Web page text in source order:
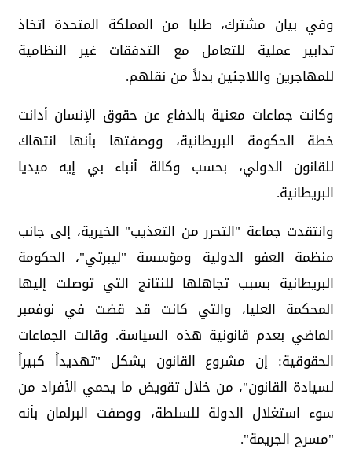
وفي بيان مشترك، طلبا من المملكة المتحدة اتخاذ
تدابير عملية للتعامل مع التدفقات غير النظامية
للمهاجرين واللاجئين بدلاً من نقلهم.
وكانت جماعات معنية بالدفاع عن حقوق الإنسان أدانت
خطة الحكومة البريطانية، ووصفتها بأنها انتهاك
للقانون الدولي، بحسب وكالة أنباء بي إيه ميديا
البريطانية.
وانتقدت جماعة "التحرر من التعذيب" الخيرية، إلى جانب
منظمة العفو الدولية ومؤسسة "ليبرتي"، الحكومة
البريطانية بسبب تجاهلها للنتائج التي توصلت إليها
المحكمة العليا، والتي كانت قد قضت في نوفمبر
الماضي بعدم قانونية هذه السياسة. وقالت الجماعات
الحقوقية: إن مشروع القانون يشكل "تهديداً كبيراً
لسيادة القانون"، من خلال تقويض ما يحمي الأفراد من
سوء استغلال الدولة للسلطة، ووصفت البرلمان بأنه
"مسرح الجريمة".